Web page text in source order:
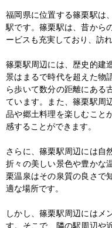
福岡県に位置する篠栗駅は
駅です。篠栗駅は、昔から
ービスも充実しており、訪
篠栗駅周辺には、歴史的建
景はまるで時代を超えた物
ら歩いて数分の距離にある
ています。また、篠栗駅周
品や郷土料理を楽しむこと
感することができます。
さらに、篠栗駅周辺には自
折々の美しい景色や豊かな
栗温泉はその泉質の良さで
適な場所です。
しかし、篠栗駅周辺にはメ
す。そこで、隣の駅周辺や